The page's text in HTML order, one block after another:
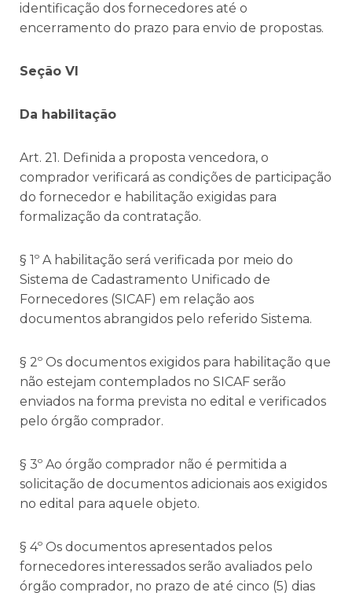
identificação dos fornecedores até o
encerramento do prazo para envio de propostas.
Seção VI
Da habilitação
Art. 21. Definida a proposta vencedora, o
comprador verificará as condições de participação
do fornecedor e habilitação exigidas para
formalização da contratação.
§ 1º A habilitação será verificada por meio do
Sistema de Cadastramento Unificado de
Fornecedores (SICAF) em relação aos
documentos abrangidos pelo referido Sistema.
§ 2º Os documentos exigidos para habilitação que
não estejam contemplados no SICAF serão
enviados na forma prevista no edital e verificados
pelo órgão comprador.
§ 3º Ao órgão comprador não é permitida a
solicitação de documentos adicionais aos exigidos
no edital para aquele objeto.
§ 4º Os documentos apresentados pelos
fornecedores interessados serão avaliados pelo
órgão comprador, no prazo de até cinco (5) dias